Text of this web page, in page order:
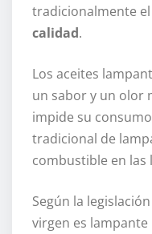
tradicionalmente
calidad.
Los aceites
un sabor y un olor
impide su
tradicional de
combustible en las
Según la
virgen es